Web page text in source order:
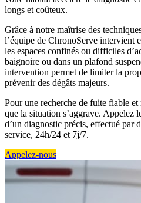
longs et coûteux.
Grâce à notre maîtrise des
l’équipe de ChronoServe intervient
les espaces confinés ou difficiles
baignoire ou dans un plafond
intervention permet de limiter la
prévenir des dégâts majeurs.
Pour une recherche de fuite fiable et
que la situation s’aggrave. Appelez
d’un diagnostic précis, effectué par
service, 24h/24 et 7j/7.
Appelez-nous